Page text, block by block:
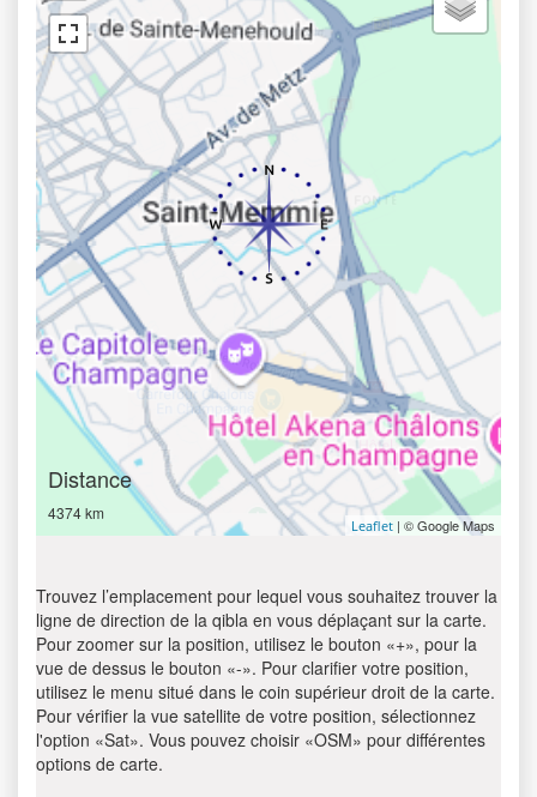
Distance
4374 km
Leaflet | © Google Maps
Trouvez l’emplacement pour lequel vous souhaitez trouver la
ligne de direction de la qibla en vous déplaçant sur la carte.
Pour zoomer sur la position, utilisez le bouton «+», pour la
vue de dessus le bouton «-». Pour clarifier votre position,
utilisez le menu situé dans le coin supérieur droit de la carte.
Pour vérifier la vue satellite de votre position, sélectionnez
l'option «Sat». Vous pouvez choisir «OSM» pour différentes
options de carte.